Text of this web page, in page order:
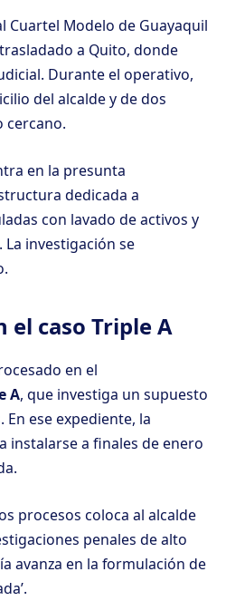
Cuartel Modelo de Guayaquil
a Quito, donde
Durante el operativo,
del alcalde y de dos
cercano.
en la presunta
dedicada a
con lavado de activos y
investigación se
el caso Triple A
en el
A, que investiga un supuesto
ese expediente, la
instalarse a finales de enero
procesos coloca al alcalde
penales de alto
avanza en la formulación de